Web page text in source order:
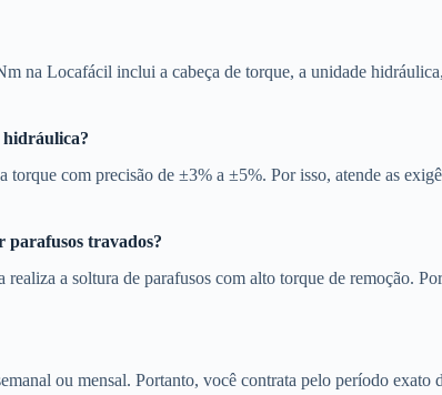
na Locafácil inclui a cabeça de torque, a unidade
hidráulica?
torque com precisão de ±3% a ±5%. Por isso, atende as
parafusos travados?
a soltura de parafusos com alto torque de remoção.
ou mensal. Portanto, você contrata pelo período exato